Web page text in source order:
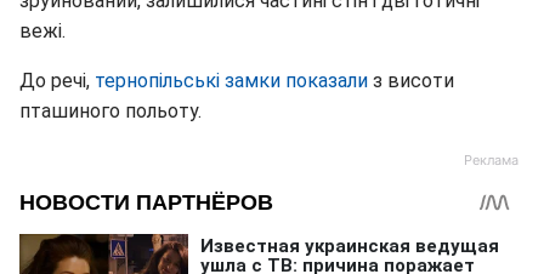
вежі.
До речі, тернопільські замки показали з висоти
пташиного польоту.